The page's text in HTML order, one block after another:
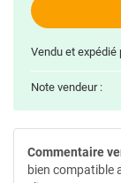
Vendu et expédié
Note vendeur :
Commentaire
bien compatible